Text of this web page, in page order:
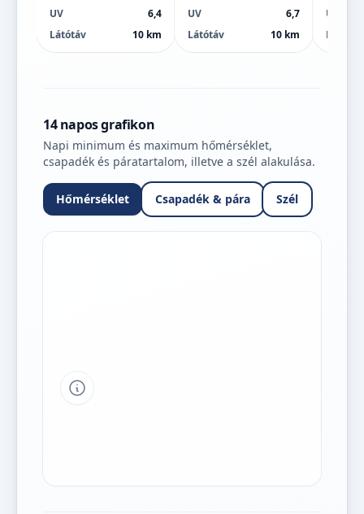
UV
6,4
Látótáv
10 km
UV
6,7
Látótáv
10 km
UV
Látótáv
14 napos grafikon
Napi minimum és maximum hőmérséklet,
csapadék és páratartalom, illetve a szél alakulása.
Hőmérséklet Csapadék & pára Szél
Tipp a grafikon jelmagyarázatához